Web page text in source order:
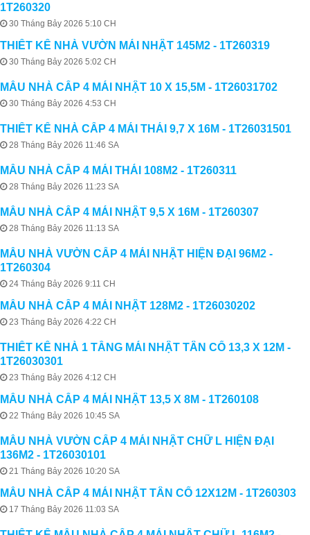
1T260320
30 Tháng Bảy 2026 5:10 CH
THIẾT KẾ NHÀ VƯỜN MÁI NHẬT 145M2 - 1T260319
30 Tháng Bảy 2026 5:02 CH
MẪU NHÀ CẤP 4 MÁI NHẬT 10 X 15,5M - 1T26031702
30 Tháng Bảy 2026 4:53 CH
THIẾT KẾ NHÀ CẤP 4 MÁI THÁI 9,7 X 16M - 1T26031501
28 Tháng Bảy 2026 11:46 SA
MẪU NHÀ CẤP 4 MÁI THÁI 108M2 - 1T260311
28 Tháng Bảy 2026 11:23 SA
MẪU NHÀ CẤP 4 MÁI NHẬT 9,5 X 16M - 1T260307
28 Tháng Bảy 2026 11:13 SA
MẪU NHÀ VƯỜN CẤP 4 MÁI NHẬT HIỆN ĐẠI 96M2 -
1T260304
24 Tháng Bảy 2026 9:11 CH
MẪU NHÀ CẤP 4 MÁI NHẬT 128M2 - 1T26030202
23 Tháng Bảy 2026 4:22 CH
THIẾT KẾ NHÀ 1 TẦNG MÁI NHẬT TÂN CỔ 13,3 X 12M -
1T26030301
23 Tháng Bảy 2026 4:12 CH
MẪU NHÀ CẤP 4 MÁI NHẬT 13,5 X 8M - 1T260108
22 Tháng Bảy 2026 10:45 SA
MẪU NHÀ VƯỜN CẤP 4 MÁI NHẬT CHỮ L HIỆN ĐẠI
136M2 - 1T26030101
21 Tháng Bảy 2026 10:20 SA
MẪU NHÀ CẤP 4 MÁI NHẬT TÂN CỔ 12X12M - 1T260303
17 Tháng Bảy 2026 11:03 SA